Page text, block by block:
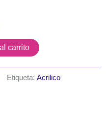
carrito
Etiqueta:Acrilico